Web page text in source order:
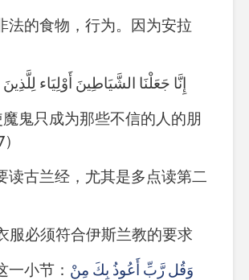
法的食物，行为。因为安拉
إِنَّا جَعَلْنَا الشَّيَاطِينَ أَوْلِيَاء
魔鬼只成为那些不信的人的朋
读古兰经，尤其是多点读第二
服必须符合伊斯兰教的要求
一小节： وَقُل رَّبِّ أَعُوذُ بِكَ مِنْ